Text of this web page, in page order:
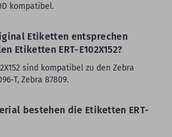
kompatibel.
Etiketten entsprechen
Etiketten ERT-E102X152?
sind kompatibel zu den Zebra
T, Zebra 87809.
bestehen die Etiketten ERT-